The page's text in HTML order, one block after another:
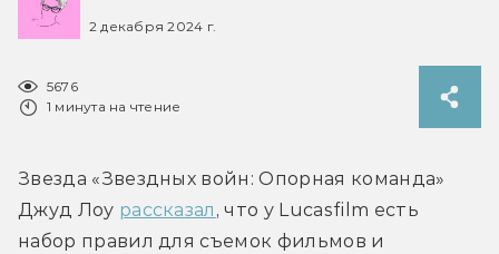
2 декабря 2024 г.
5676
1 минута на чтение
Звезда «Звездных войн: Опорная команда»
Джуд Лоу рассказал , что у Lucasfilm есть
набор правил для съемок фильмов и